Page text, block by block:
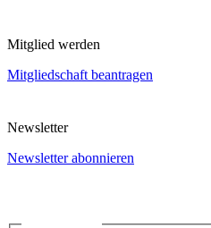
Mitglied werden
Mitgliedschaft beantragen
Newsletter
Newsletter abonnieren